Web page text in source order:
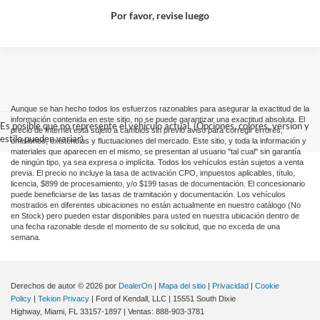
Por favor, revise luego
Es posible que no represente el vehiculo actual. (Opciones, colores, version y
estilo pueden variar)
Aunque se han hecho todos los esfuerzos razonables para asegurar la exactitud de la
información contenida en este sitio, no se puede garantizar una exactitud absoluta. El
precio de Internet está sujeto a cambios sin previo aviso para corregir errores,
omisiones, existencias y fluctuaciones del mercado. Este sitio, y toda la información y
materiales que aparecen en el mismo, se presentan al usuario "tal cual" sin garantía
de ningún tipo, ya sea expresa o implícita. Todos los vehículos están sujetos a venta
previa. El precio no incluye la tasa de activación CPO, impuestos aplicables, título,
licencia, $899 de procesamiento, y/o $199 tasas de documentación. El concesionario
puede beneficiarse de las tasas de tramitación y documentación. Los vehículos
mostrados en diferentes ubicaciones no están actualmente en nuestro catálogo (No
en Stock) pero pueden estar disponibles para usted en nuestra ubicación dentro de
una fecha razonable desde el momento de su solicitud, que no exceda de una
semana.
Derechos de autor © 2026 por DealerOn Mapa del sitio Privacidad
Cookie
Policy
Tekion Privacy | Ford of Kendall, LLC
15551 South Dixie
Highway, Miami, FL 33157-1897 | Ventas: 888-903-3781